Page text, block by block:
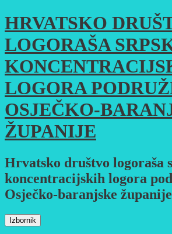
Skoči
do
sadržaja
HRVATSKO
LOGORAŠA
LOGORA
OSJEČKO-
ŽUPANIJE
Hrvatsko društvo logoraša
koncentracijskih logora
Osječko-baranjske županije
Izbornik